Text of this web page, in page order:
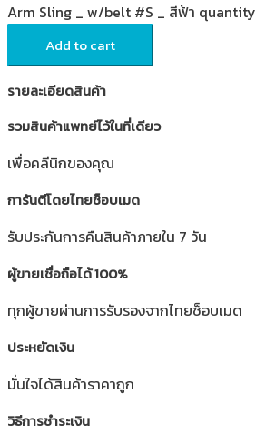
Arm Sling _ w/belt #S _ สีฟ้า quantity
Add to cart
รายละเอียดสินค้า
รวมสินค้าแพทย์ไว้ในที่เดียว
เพื่อคลีนิกของคุณ
การันตีโดยไทยช็อบเมด
รับประกันการคืนสินค้าภายใน 7 วัน
ผู้ขายเชื่อถือได้ 100%
ทุกผู้ขายผ่านการรับรองจากไทยช็อบเมด
ประหยัดเงิน
มั่นใจได้สินค้าราคาถูก
วิธีการชำระเงิน